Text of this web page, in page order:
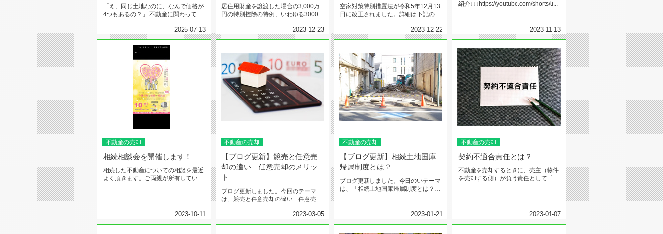
「え、同じ土地なのに、なんで価格が
4つもあるの？」 不動産に関わってい
2025-07-13
居住用財産を譲渡した場合の3,000万
円の特別控除の特例、いわゆる3000万
2023-12-23
空家対策特別措置法が令和5年12月13
日に改正されました。詳細は下記の記
2023-12-22
紹介↓↓↓https://youtube.com/shorts/u...
2023-11-13
不動産の売却
相続相談会を開催します！
相続した不動産についての相談を最近
よく頂きます。ご両親が所有していた
2023-10-11
不動産の売却
【ブログ更新】競売と任意売
却の違い 任意売却のメリッ
ト
ブログ更新しました。今回のテーマ
は、競売と任意売却の違い 任意売却
2023-03-05
不動産の売却
【ブログ更新】相続土地国庫
帰属制度とは？
ブログ更新しました。今日のいテーマ
は、「相続土地国庫帰属制度とは？」
2023-01-21
不動産の売却
契約不適合責任とは？
不動産を売却するときに、売主（物件
を売却する側）が負う責任として「契
2023-01-07